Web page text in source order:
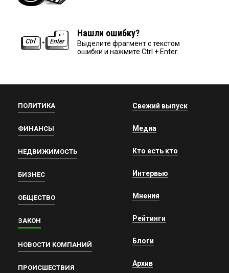
Нашли ошибку?
Выделите фрагмент с текстом
ошибки и нажмите Ctrl + Enter.
ПОЛИТИКА
ФИНАНСЫ
НЕДВИЖИМОСТЬ
БИЗНЕС
ОБЩЕСТВО
ЗАКОН
НОВОСТИ КОМПАНИЙ
ПРОИСШЕСТВИЯ
Свежий выпуск
Медиа
Кто есть кто
Интервью
Мнения
Рейтинги
Блоги
Архив